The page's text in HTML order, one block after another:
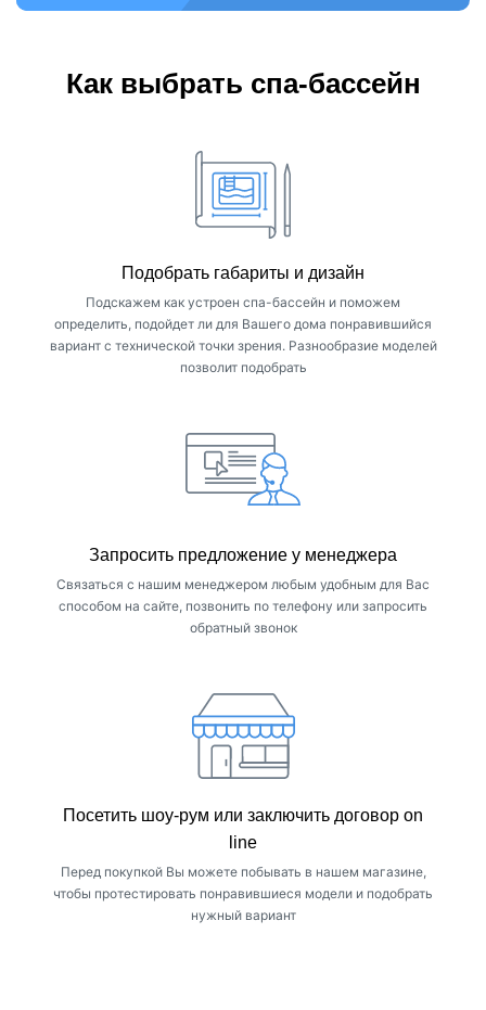
Как выбрать спа-бассейн
Подобрать габариты и дизайн
Подскажем как устроен спа-бассейн и поможем
определить, подойдет ли для Вашего дома понравившийся
вариант с технической точки зрения. Разнообразие моделей
позволит подобрать
Запросить предложение у менеджера
Связаться с нашим менеджером любым удобным для Вас
способом на сайте, позвонить по телефону или запросить
обратный звонок
Посетить шоу-рум или заключить договор on
line
Перед покупкой Вы можете побывать в нашем магазине,
чтобы протестировать понравившиеся модели и подобрать
нужный вариант